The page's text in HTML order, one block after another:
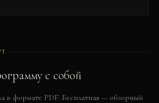
с собой
в формате PDF. Бесплатная — обзорный